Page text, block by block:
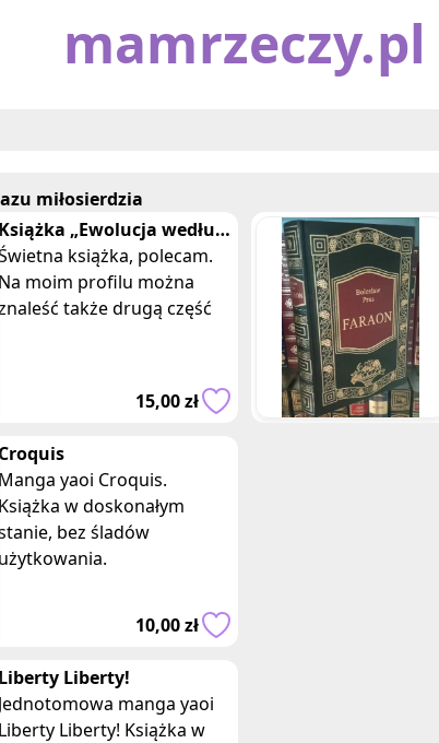
mamrzeczy.pl
miłosierdzia
„Ewolucja według
Tate”
książka, polecam.
moim profilu można
także drugą część
15,00 zł
yaoi Croquis.
w doskonałym
bez śladów
10,00 zł
Liberty!
manga yaoi
Liberty! Książka w